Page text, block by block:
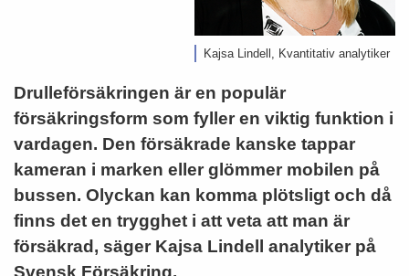
Kajsa Lindell, Kvantitativ analytiker
Drulleförsäkringen är en populär
försäkringsform som fyller en viktig funktion i
vardagen. Den försäkrade kanske tappar
kameran i marken eller glömmer mobilen på
bussen. Olyckan kan komma plötsligt och då
finns det en trygghet i att veta att man är
försäkrad, säger Kajsa Lindell analytiker på
Svensk Försäkring.